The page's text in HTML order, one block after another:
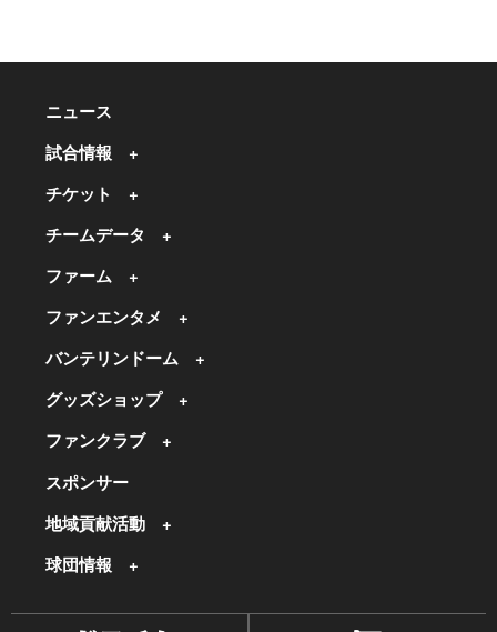
ニュース
試合情報
チケット
チームデータ
ファーム
ファンエンタメ
バンテリンドーム
グッズショップ
ファンクラブ
スポンサー
地域貢献活動
球団情報